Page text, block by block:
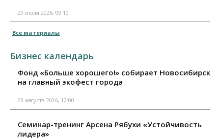
29 июля 2026, 09:10
Все материалы
Бизнес календарь
Фонд «Больше хорошего!» собирает Новосибирск
на главный экофест города
09 августа 2026, 12:00
Семинар-тренинг Арсена Рябухи «Устойчивость
лидера»